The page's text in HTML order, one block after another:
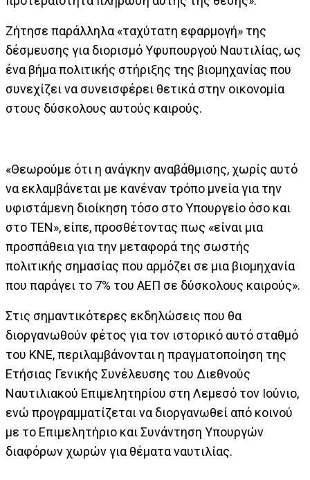
Ζήτησε παράλληλα «ταχύτατη εφαρμογή» της
δέσμευσης για διορισμό Υφυπουργού Ναυτιλίας, ως
ένα βήμα πολιτικής στήριξης της βιομηχανίας που
συνεχίζει να συνεισφέρει θετικά στην οικονομία
στους δύσκολους αυτούς καιρούς.
«Θεωρούμε ότι η ανάγκην αναβάθμισης, χωρίς αυτό
να εκλαμβάνεται με κανέναν τρόπο μνεία για την
υφιστάμενη διοίκηση τόσο στο Υπουργείο όσο και
στο ΤΕΝ», είπε, προσθέτοντας πως «είναι μια
προσπάθεια για την μεταφορά της σωστής
πολιτικής σημασίας που αρμόζει σε μια βιομηχανία
που παράγει το 7% του ΑΕΠ σε δύσκολους καιρούς».
Στις σημαντικότερες εκδηλώσεις που θα
διοργανωθούν φέτος για τον ιστορικό αυτό σταθμό
του ΚΝΕ, περιλαμβάνονται η πραγματοποίηση της
Ετήσιας Γενικής Συνέλευσης του Διεθνούς
Ναυτιλιακού Επιμελητηρίου στη Λεμεσό τον Ιούνιο,
ενώ προγραμματίζεται να διοργανωθεί από κοινού
με το Επιμελητήριο και Συνάντηση Υπουργών
διαφόρων χωρών για θέματα ναυτιλίας.